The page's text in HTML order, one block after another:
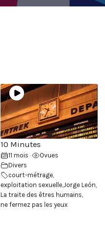
10 Minutes
11 mois • 0vues
Divers
court-métrage,
exploitation sexuelle,Jorge León,
La traite des êtres humains,
ne fermez pas les yeux